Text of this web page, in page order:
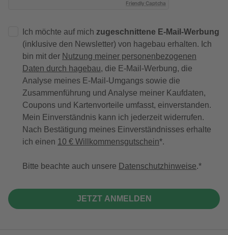
Friendly Captcha
Ich möchte auf mich zugeschnittene E-Mail-Werbung
(inklusive den Newsletter) von hagebau erhalten. Ich
bin mit der Nutzung meiner personenbezogenen
Daten durch hagebau, die E-Mail-Werbung, die
Analyse meines E-Mail-Umgangs sowie die
Zusammenführung und Analyse meiner Kaufdaten,
Coupons und Kartenvorteile umfasst, einverstanden.
Mein Einverständnis kann ich jederzeit widerrufen.
Nach Bestätigung meines Einverständnisses erhalte
ich einen 10 € Willkommensgutschein*.
Bitte beachte auch unsere Datenschutzhinweise.
JETZT ANMELDEN